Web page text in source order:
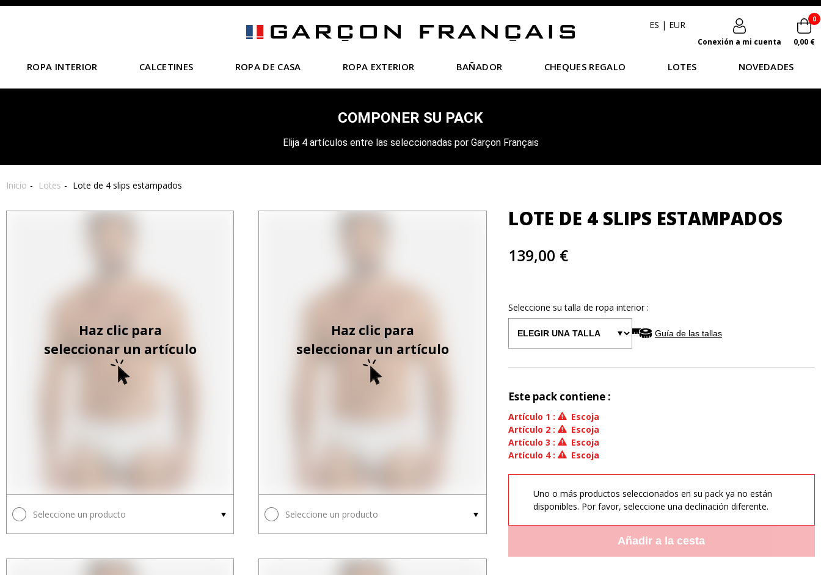
ES | EUR
Conexión a mi cuenta
0
0,00 €
ROPA INTERIOR CALCETINES ROPA DE CASA ROPA EXTERIOR BAÑADOR CHEQUES REGALO LOTES NOVEDADES
COMPONER SU PACK
Elija 4 artículos entre las seleccionadas por Garçon Français
Inicio Lotes Lote de 4 slips estampados
Haz clic para
seleccionar un artículo
Seleccione un producto
Haz clic para
seleccionar un artículo
Seleccione un producto
LOTE DE 4 SLIPS ESTAMPADOS
139,00 €
Seleccione su talla de ropa interior:
Guía de las tallas
Este pack contiene :
Artículo 1 :
Escoja
Artículo 2:
Escoja
Artículo 3 :
Escoja
Artículo 4: Escoja
Uno o más productos seleccionados en su pack ya no están
disponibles. Por favor, seleccione una declinación diferente.
Añadir a la cesta